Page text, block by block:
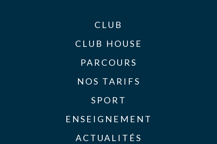
CLUB
CLUB HOUSE
PARCOURS
NOS TARIFS
SPORT
ENSEIGNEMENT
ACTUALITÉS